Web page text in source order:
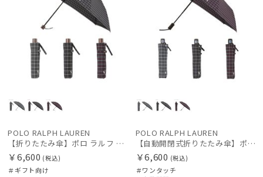
POLO RALPH LAUREN
【折りたたみ傘】ポロ ラルフ ローレン (POLO RALPH LAUREN) ロゴ刺繍
￥6,600 (税込)
＃ギフト向け
POLO RALPH LAUREN
【自動開閉式折りたたみ傘】ポロ ラルフ ローレン (POLO RALPH LAUREN) ロゴ刺繍 ワンタッチ
￥6,600 (税込)
＃ワンタッチ